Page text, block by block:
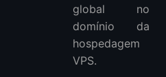
global no
domínio da
hospedagem
VPS.